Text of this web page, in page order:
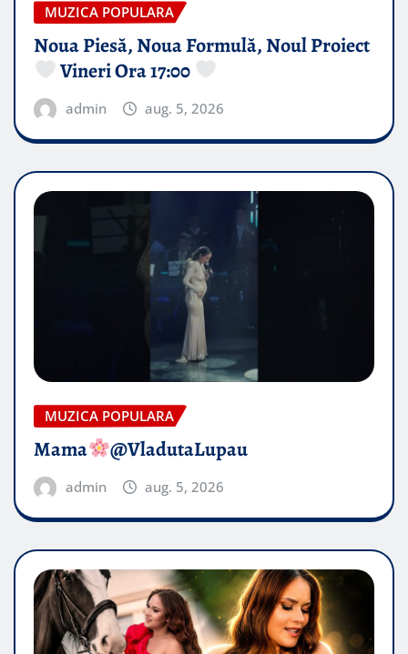
MUZICA POPULARA
Noua Piesă, Noua Formulă, Noul Proiect
Vineri Ora 17:00
admin aug. 5, 2026
MUZICA POPULARA
Mama @VladutaLupau
admin aug. 5, 2026